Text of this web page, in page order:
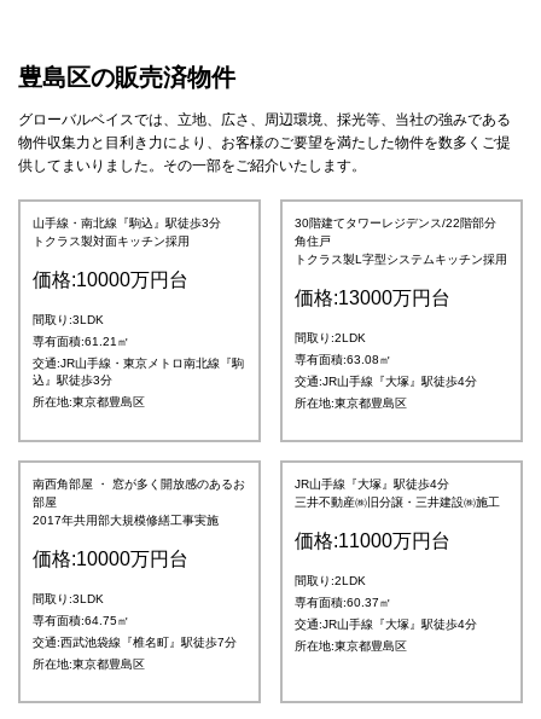
豊島区の販売済物件
グローバルベイスでは、立地、広さ、周辺環境、採光等、当社の強みである
物件収集力と目利き力により、お客様のご要望を満たした物件を数多くご提
供してまいりました。その一部をご紹介いたします。
山手線・南北線『駒込』駅徒歩3分
トクラス製対面キッチン採用
価格:10000万円台
間取り:3LDK
専有面積:61.21㎡
交通:JR山手線・東京メトロ南北線『駒
込』駅徒歩3分
所在地:東京都豊島区
30階建てタワーレジデンス/22階部分
角住戸
トクラス製L字型システムキッチン採用
価格:13000万円台
間取り:2LDK
専有面積:63.08㎡
交通:JR山手線『大塚』駅徒歩4分
所在地:東京都豊島区
南西角部屋 ・ 窓が多く開放感のあるお
部屋
2017年共用部大規模修繕工事実施
価格:10000万円台
間取り:3LDK
専有面積:64.75㎡
交通:西武池袋線『椎名町』駅徒歩7分
所在地:東京都豊島区
JR山手線『大塚』駅徒歩4分
三井不動産㈱旧分譲・三井建設㈱施工
価格:11000万円台
間取り:2LDK
専有面積:60.37㎡
交通:JR山手線『大塚』駅徒歩4分
所在地:東京都豊島区